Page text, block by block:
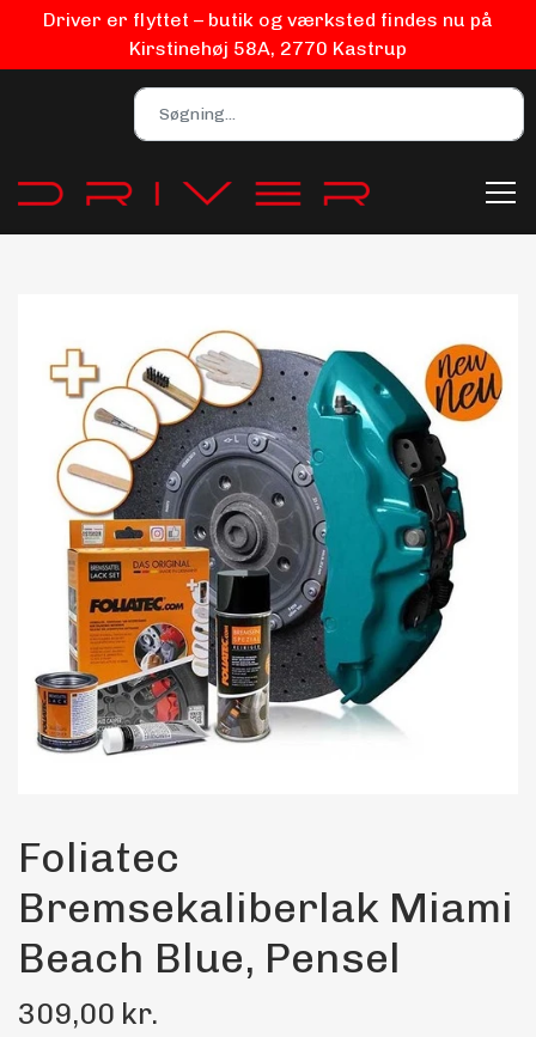
Driver er flyttet – butik og værksted findes nu på
Kirstinehøj 58A, 2770 Kastrup
Biludstyr
EV Udstyr
Maling
Bilstereo
Transport Udstyr
Dæk & Fælge
Foliatec
Bremsekaliberlak Miami
Beach Blue, Pensel
309,00 kr.